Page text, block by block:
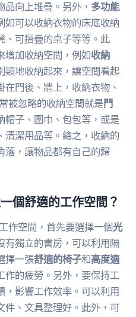
向上堆疊。另外， 多功能
如可以收納衣物的床底收納
、可摺疊的桌子等等。此
增加收納空間，例如收納
類地收納起來，讓空間看起
在門後、牆上，收納衣物、
被忽略的收納空間就是門
帽子、圍巾、包包等，或是
清潔用品等。總之，收納的
落，讓物品都有自己的歸
個舒適的工作空間？
作空間，首先要選擇一個光
有獨立的書房，可以利用隔
擇一張舒適的椅子和高度適
作的疲勞。另外，要保持工
，影響工作效率。可以利用
件、文具整理好。此外，可